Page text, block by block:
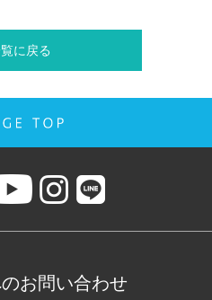
に戻る
お問い合わせ